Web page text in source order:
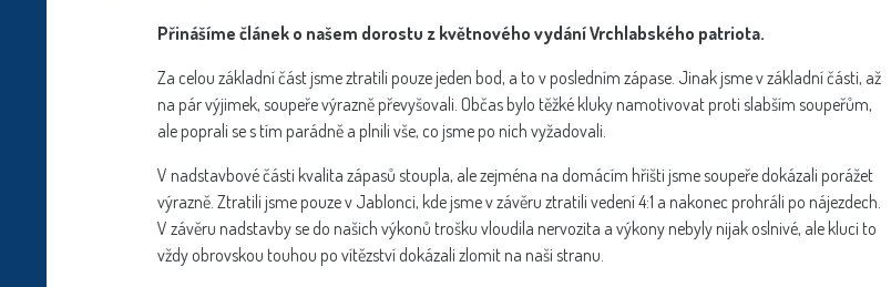
Přinášíme článek o našem dorostu z květnového vydání Vrchlabského patriota.
Za celou základní část jsme ztratili pouze jeden bod, a to v posledním zápase. Jinak jsme v základní části, až
na pár výjimek, soupeře výrazně převyšovali. Občas bylo těžké kluky namotivovat proti slabším soupeřům,
ale poprali se s tím parádně a plnili vše, co jsme po nich vyžadovali.
V nadstavbové části kvalita zápasů stoupla, ale zejména na domácím hřišti jsme soupeře dokázali porážet
výrazně. Ztratili jsme pouze v Jablonci, kde jsme v závěru ztratili vedení 4:1 a nakonec prohráli po nájezdech.
V závěru nadstavby se do našich výkonů trošku vloudila nervozita a výkony nebyly nijak oslnivé, ale kluci to
vždy obrovskou touhou po vítězství dokázali zlomit na naši stranu.